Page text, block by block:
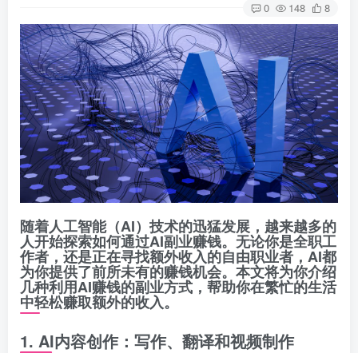
0 148 8
随着人工智能（AI）技术的迅猛发展，越来越多的
人开始探索如何通过AI副业赚钱。无论你是全职工
作者，还是正在寻找额外收入的自由职业者，AI都
为你提供了前所未有的赚钱机会。本文将为你介绍
几种利用AI赚钱的副业方式，帮助你在繁忙的生活
中轻松赚取额外的收入。
1. AI内容创作：写作、翻译和视频制作